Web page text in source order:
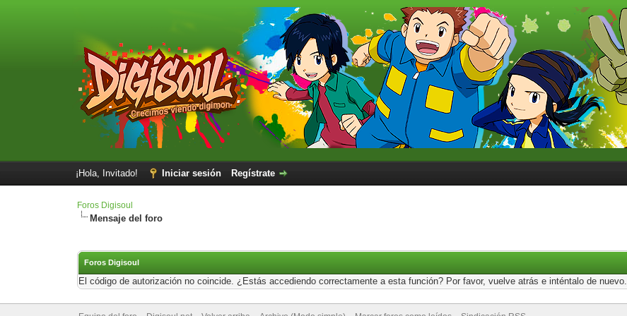
¡Hola, Invitado! Iniciar sesión Regístrate
Foros Digisoul
Mensaje del foro
Foros Digisoul
El código de autorización no coincide. ¿Estás accediendo correctamente a esta función? Por favor, vuelve atrás e inténtalo de nuevo.